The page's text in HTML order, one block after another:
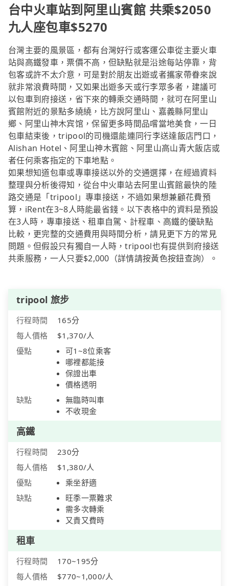
台中火車站到阿里山賓館 共乘$2050
九人座包車$5270
台灣主要的風景區，都有台灣好行或客運公車從主要火車
站與高鐵發車，票價不高，但缺點就是沿途每站停靠，背
包客或許不太介意，可是對於朋友出遊或者攜家帶眷來說
就非常浪費時間，又如果出遊多天或行李眾多者，建議可
以包車到府接送，省下來的轉乘交通時間，就可在阿里山
賓館附近的景點多繞繞，比方說阿里山、嘉義縣阿里山
鄉、阿里山神木宾馆，保留更多時間品嚐當地美食，一日
包車結束後，tripool的司機還能連同行李送達飯店門口，
Alishan Hotel、阿里山神木賓館、阿里山高山青大飯店或
者任何乘客指定的下車地點。
如果想知道包車或專車接送以外的交通選擇，在經過資料
整理與分析後得知，從台中火車站去阿里山賓館最快的陸
路交通是「tripool」專車接送，不過如果想兼顧花費預
算，iRent在3~8人時能最省錢。以下表格中的資料是預設
在3人時，專車接送、租車自駕、計程車、高鐵的優缺點
比較，更完整的交通費用與時間分析，請見更下方的常見
問題。但假設只有獨自一人時，tripool也有提供到府接送
共乘服務，一人只要$2,000（詳情請按黃色按鈕查詢）。
tripool 旅步
行程時間
165分
每人價格
$1,370/人
優點
可1~8位乘客
哪裡都能接
保證出車
價格透明
缺點
無臨時叫車
不收現金
高鐵
行程時間
230分
每人價格
$1,380/人
優點
乘坐舒適
缺點
旺季一票難求
需多次轉乘
又貴又費時
租車
行程時間
170~195分
每人價格
$770~1,000/人